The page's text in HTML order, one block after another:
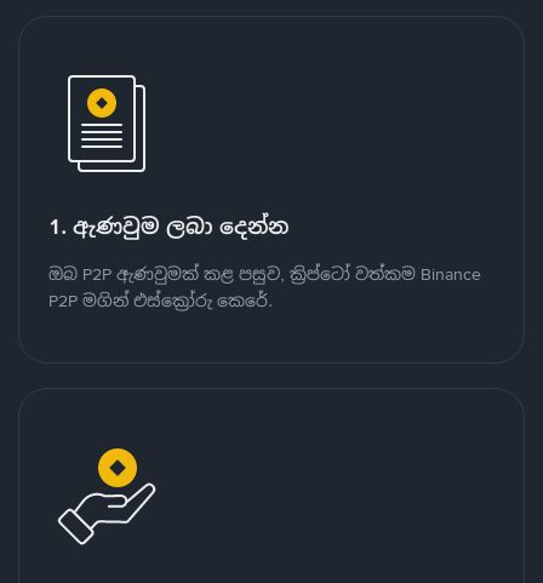
1. ඇණවුම ලබා දෙන්න
ඔබ P2P ඇණවුමක් කළ පසුව, ක්‍රිප්ටෝ වත්කම Binance
P2P මගින් එස්ක්‍රෝරු කෙරේ.